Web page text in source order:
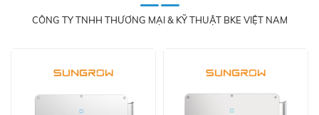
CÔNG TY TNHH THƯƠNG MẠI & KỸ THUẬT BKE VIỆT NAM